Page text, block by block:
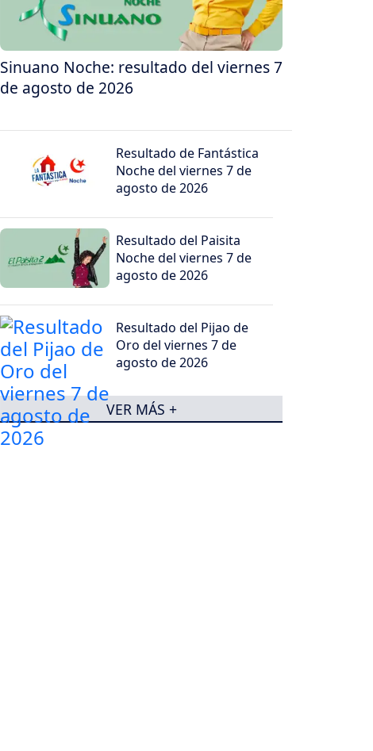
Sinuano Noche: resultado del viernes 7
de agosto de 2026
Resultado de Fantástica
Noche del viernes 7 de
agosto de 2026
Resultado del Paisita
Noche del viernes 7 de
agosto de 2026
Resultado del Pijao de
Oro del viernes 7 de
agosto de 2026
VER MÁS +